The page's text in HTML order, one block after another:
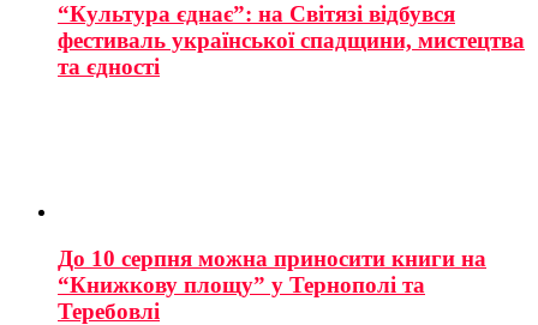
“Культура єднає”: на Світязі відбувся
фестиваль української спадщини, мистецтва
та єдності
До 10 серпня можна приносити книги на
“Книжкову площу” у Тернополі та
Теребовлі